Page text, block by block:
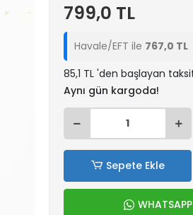
799,0 TL
Havale/EFT ile 767,0 TL
85,1 TL 'den başlayan
Aynı gün kargoda!
Sepete Ekle